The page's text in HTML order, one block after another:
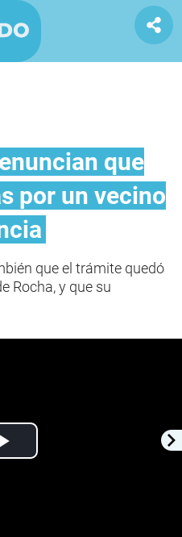
que
por un vecino
que el trámite quedó
Rocha, y que su
Play